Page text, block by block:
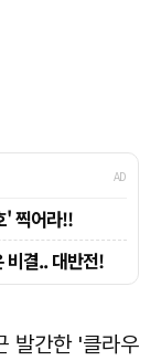
발간한 '클라우